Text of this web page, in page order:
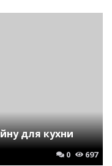
для кухни
0 697